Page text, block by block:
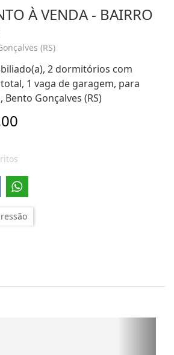
À VENDA - BAIRRO
(RS)
2 dormitórios com
1 vaga de garagem, para
Bento Gonçalves (RS)